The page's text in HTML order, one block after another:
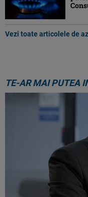
Vezi toate articolele de
TE-AR MAI PUTEA